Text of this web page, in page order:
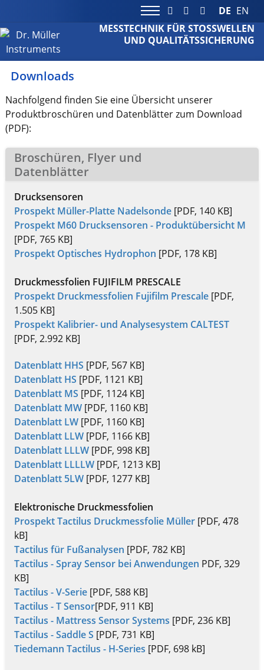
DE EN
MESSTECHNIK FÜR STOSSWELLEN
UND QUALITÄTSSICHERUNG
Downloads
Nachfolgend finden Sie eine Übersicht unserer
Produktbroschüren und Datenblätter zum Download
(PDF):
Broschüren, Flyer und
Datenblätter
Drucksensoren
Prospekt Müller-Platte Nadelsonde[PDF, 140 KB]
Prospekt M60 Drucksensoren - Produktübersicht M
[PDF, 765 KB]
Prospekt Optisches Hydrophon [PDF, 178 KB]
Druckmessfolien FUJIFILM PRESCALE
Prospekt Druckmessfolien Fujifilm Prescale[PDF,
1.505 KB]
Prospekt Kalibrier- und Analysesystem CALTEST
[PDF, 2.992 KB]
Datenblatt HHS [PDF, 567 KB]
Datenblatt HS [PDF, 1121 KB]
Datenblatt MS [PDF, 1124 KB]
Datenblatt MW[PDF, 1160 KB]
Datenblatt LW[PDF, 1160 KB]
Datenblatt LLW[PDF, 1166 KB]
Datenblatt LLLW[PDF, 998 KB]
Datenblatt LLLLW[PDF, 1213 KB]
Datenblatt 5LW[PDF, 1277 KB]
Elektronische Druckmessfolien
Prospekt Tactilus Druckmessfolie Müller[PDF, 478
kB]
Tactilus für Fußanalysen [PDF, 782 KB]
Tactilus - Spray Sensor bei Anwendungen PDF, 329
KB]
Tactilus - V-Serie[PDF, 588 KB]
Tactilus - T Sensor[PDF, 911 KB]
Tactilus - Mattress Sensor Systems [PDF, 236 KB]
Tactilus - Saddle S [PDF, 731 KB]
Tiedemann Tactilus - H-Series [PDF, 698 kB]